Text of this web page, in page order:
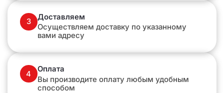
3
Доставляем
Осуществляем доставку по указанному
вами адресу
4
Оплата
Вы производите оплату любым удобным
способом